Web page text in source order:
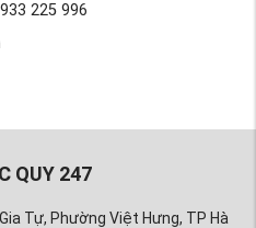
225 996
QUY 247
Tự, Phường Việt Hưng, TP Hà